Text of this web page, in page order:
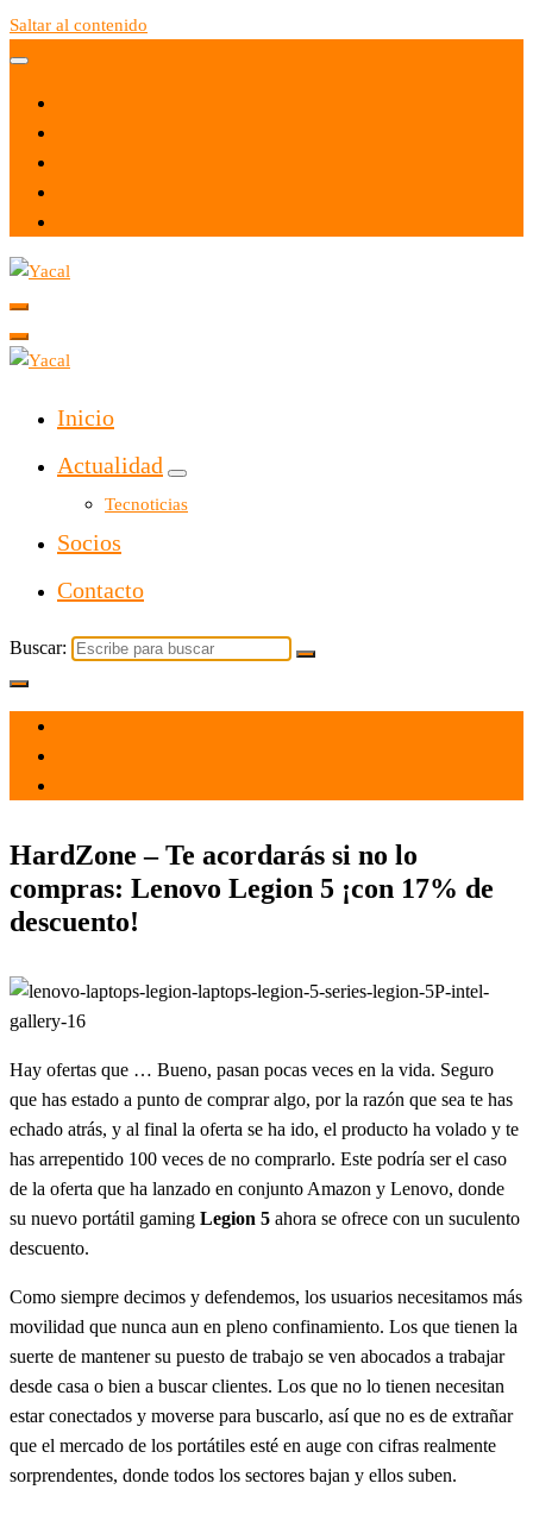
Saltar al contenido
Yacal micro hosting
Inicio
Actualidad
Tecnoticias
Socios
Contacto
Buscar:
HardZone – Te acordarás si no lo
compras: Lenovo Legion 5 ¡con 17% de
descuento!
Hay ofertas que … Bueno, pasan pocas veces en la vida. Seguro
que has estado a punto de comprar algo, por la razón que sea te has
echado atrás, y al final la oferta se ha ido, el producto ha volado y te
has arrepentido 100 veces de no comprarlo. Este podría ser el caso
de la oferta que ha lanzado en conjunto Amazon y Lenovo, donde
su nuevo portátil gaming Legion 5 ahora se ofrece con un suculento
descuento.
Como siempre decimos y defendemos, los usuarios necesitamos más
movilidad que nunca aun en pleno confinamiento. Los que tienen la
suerte de mantener su puesto de trabajo se ven abocados a trabajar
desde casa o bien a buscar clientes. Los que no lo tienen necesitan
estar conectados y moverse para buscarlo, así que no es de extrañar
que el mercado de los portátiles esté en auge con cifras realmente
sorprendentes, donde todos los sectores bajan y ellos suben.